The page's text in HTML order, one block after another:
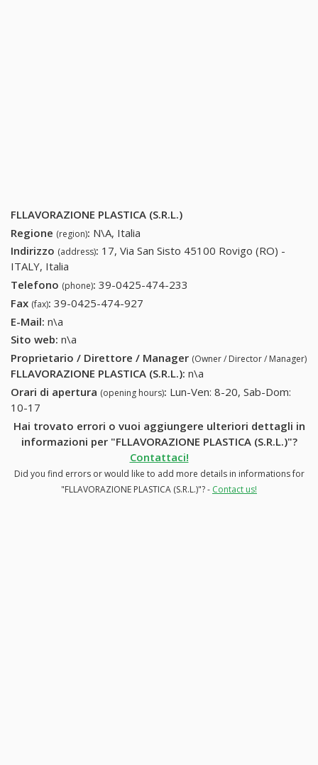
FLLAVORAZIONE PLASTICA (S.R.L.)
Regione (region): N\A, Italia
Indirizzo (address): 17, Via San Sisto 45100 Rovigo (RO) -
ITALY, Italia
Telefono (phone): 39-0425-474-233
Fax (fax): 39-0425-474-927
E-Mail: n\a
Sito web: n\a
Proprietario / Direttore / Manager (Owner / Director / Manager)
FLLAVORAZIONE PLASTICA (S.R.L.): n\a
Orari di apertura (opening hours): Lun-Ven: 8-20, Sab-Dom:
10-17
Hai trovato errori o vuoi aggiungere ulteriori dettagli in
informazioni per "FLLAVORAZIONE PLASTICA (S.R.L.)"?
Contattaci!
Did you find errors or would like to add more details in informations for
"FLLAVORAZIONE PLASTICA (S.R.L.)"? - Contact us!